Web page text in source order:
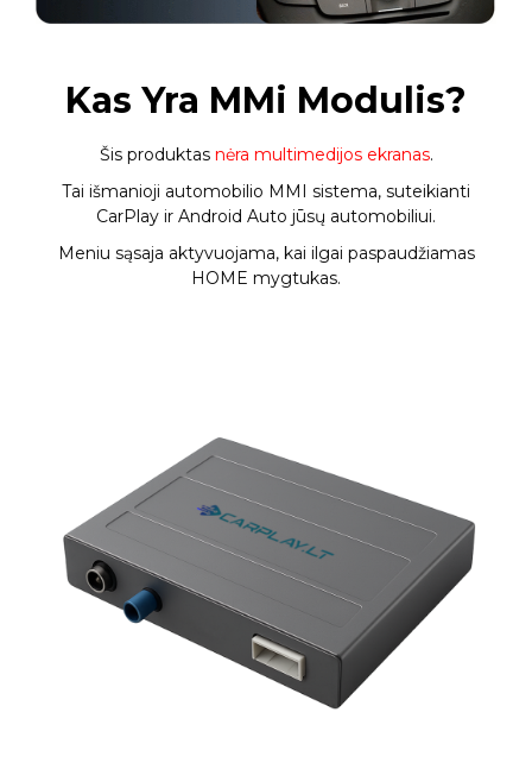
Kas Yra MMi Modulis?
Šis produktas nėra multimedijos ekranas.
Tai išmanioji automobilio MMI sistema, suteikianti
CarPlay ir Android Auto jūsų automobiliui.
Meniu sąsaja aktyvuojama, kai ilgai paspaudžiamas
HOME mygtukas.